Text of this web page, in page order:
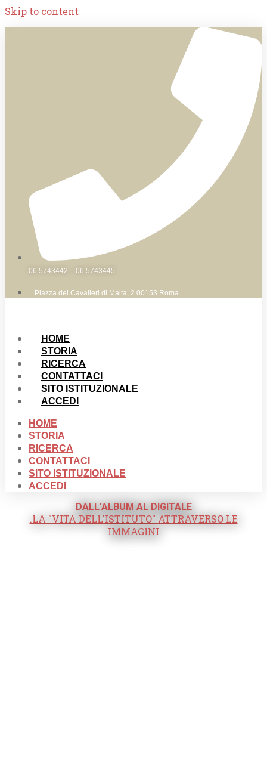
Skip to content
06 5743442 – 06 5743445
Piazza dei Cavalieri di Malta, 2 00153 Roma
HOME
STORIA
RICERCA
CONTATTACI
SITO ISTITUZIONALE
ACCEDI
HOME
STORIA
RICERCA
CONTATTACI
SITO ISTITUZIONALE
ACCEDI
DALL'ALBUM AL DIGITALE
.LA "VITA DELL'ISTITUTO" ATTRAVERSO LE
IMMAGINI